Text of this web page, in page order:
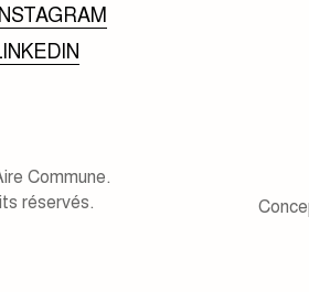
Commune.
réservés.